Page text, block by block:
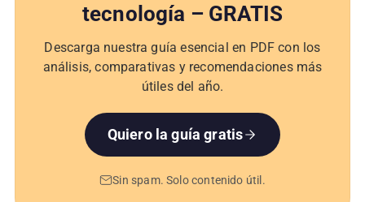
tecnología – GRATIS
Descarga nuestra guía esencial en PDF con los
análisis, comparativas y recomendaciones más
útiles del año.
Quiero la guía gratis
Sin spam. Solo contenido útil.